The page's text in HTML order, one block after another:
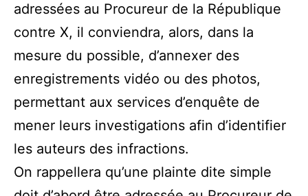
adressées au Procureur de la République
contre X, il conviendra, alors, dans la
mesure du possible, d’annexer des
enregistrements vidéo ou des photos,
permettant aux services d’enquête de
mener leurs investigations afin d’identifier
les auteurs des infractions.
On rappellera qu’une plainte dite simple